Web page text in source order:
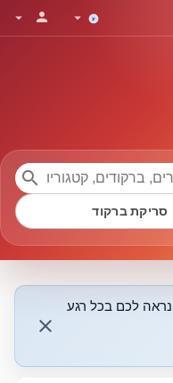
arrow_drop_down
person
arrow_drop_down
search
סריקת ברקוד
נראה לכם בכל רגע
close